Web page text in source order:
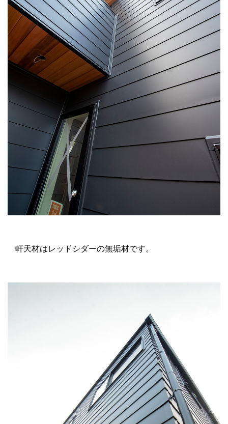
軒天材はレッドシダーの無垢材です。